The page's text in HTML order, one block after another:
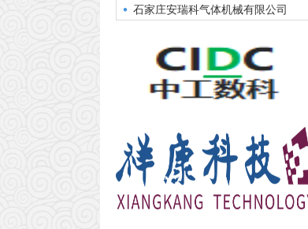
中集安瑞科控股有限公司
福建久策气体股份有限公司
金宏气体股份有限公司
昊华气体有限公司
宝武清洁能源有限公司
浙江盈德控股集团有限公司
北京普莱克斯实用气体有限公司